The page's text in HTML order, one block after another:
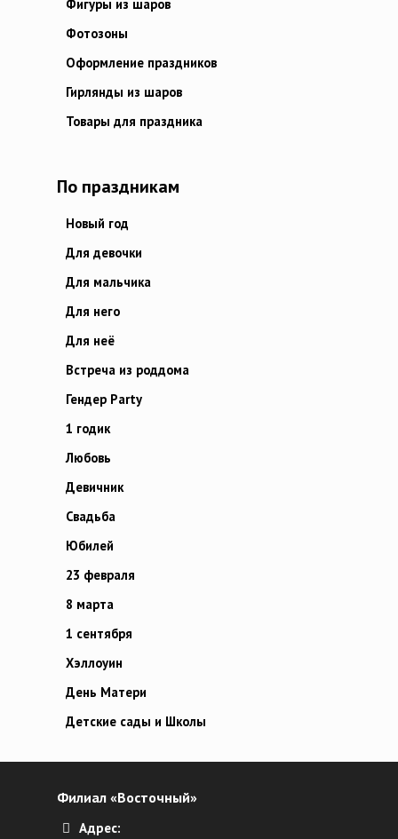
Фигуры из шаров
Фотозоны
Оформление праздников
Гирлянды из шаров
Товары для праздника
По праздникам
Новый год
Для девочки
Для мальчика
Для него
Для неё
Встреча из роддома
Гендер Party
1 годик
Любовь
Девичник
Свадьба
Юбилей
23 февраля
8 марта
1 сентября
Хэллоуин
День Матери
Детские сады и Школы
Филиал «Восточный»
Адрес: